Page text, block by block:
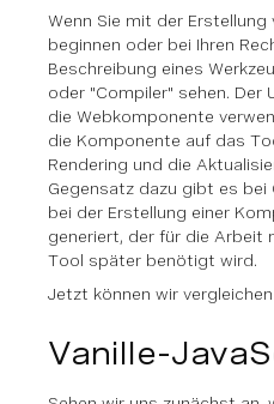
Wenn Sie mit der
beginnen oder bei Ihren
Beschreibung eines
oder "Compiler" sehen. Der
die Webkomponente
die Komponente auf das
Rendering und die
Gegensatz dazu gibt es bei
bei der Erstellung einer
generiert, der für die Arbeit
Tool später benötigt wird.
Jetzt können wir
Vanille-